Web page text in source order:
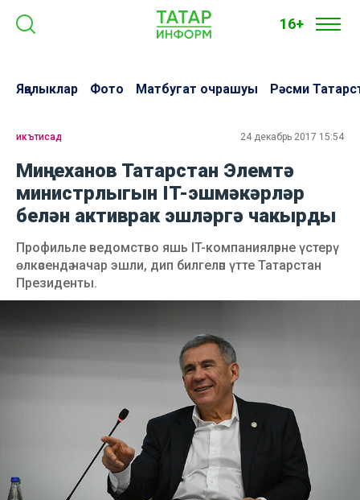
16+
Яңалыклар Фото Матбугат очрашуы Рәсми
икътисад 24 декабрь 2017 15:54
Миңнеханов Татарстан Элемтә
министрлыгын IT-эшмәкәрләр
белән активрак эшләргә чакырды
Профильле ведомство яшь IT-компанияләрне үстерү
өлкәсендә начар эшли, дип билгеләп үтте Татарстан
Президенты.